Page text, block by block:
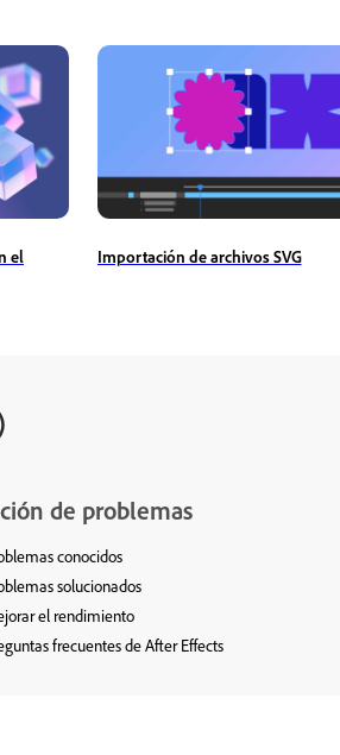
el
Importación de archivos SVG
de problemas
conocidos
solucionados
el rendimiento
frecuentes de After Effects